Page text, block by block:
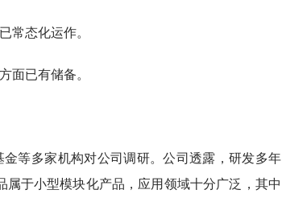
常态化运作。
面已有储备。
等多家机构对公司调研。公司透露，研发多年
属于小型模块化产品，应用领域十分广泛，其中